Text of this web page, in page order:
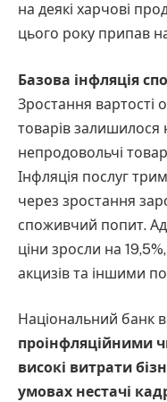
на деякі харчові
цього року припав
Базова інфляція
Зростання вартості
товарів залишилося
непродовольчі
Інфляція послуг
через зростання
споживчий попит.
ціни зросли на
акцизів та іншими
Національний банк
проінфляційними
високі витрати
умовах нестачі